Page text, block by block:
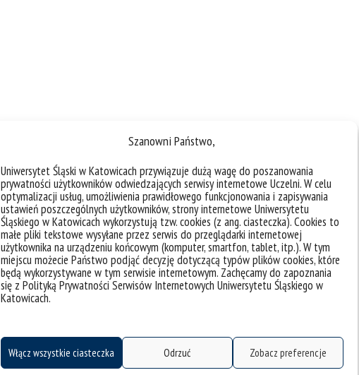
Szanowni Państwo,
Uniwersytet Śląski w Katowicach przywiązuje dużą wagę do poszanowania
prywatności użytkowników odwiedzających serwisy internetowe Uczelni. W celu
optymalizacji usług, umożliwienia prawidłowego funkcjonowania i zapisywania
ustawień poszczególnych użytkowników, strony internetowe Uniwersytetu
Śląskiego w Katowicach wykorzystują tzw. cookies (z ang. ciasteczka). Cookies to
małe pliki tekstowe wysyłane przez serwis do przeglądarki internetowej
użytkownika na urządzeniu końcowym (komputer, smartfon, tablet, itp.). W tym
miejscu możecie Państwo podjąć decyzję dotyczącą typów plików cookies, które
będą wykorzystywane w tym serwisie internetowym. Zachęcamy do zapoznania
się z Polityką Prywatności Serwisów Internetowych Uniwersytetu Śląskiego w
Katowicach.
Włącz wszystkie ciasteczka Odrzuć Zobacz preferencje